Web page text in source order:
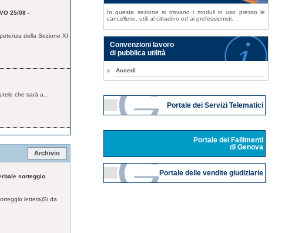
25/08 -
della Sezione XI
che sarà a...
Archivio
sorteggio
lettera)Si da
In questa sezione si trovano i moduli in uso presso le
cancellerie, utili al cittadino ed ai professionisti.
Convenzioni lavoro
di pubblica utilità
Accedi
Portale dei Servizi Telematici
Portale dei Fallimenti
di Genova
Portale delle vendite giudiziarie